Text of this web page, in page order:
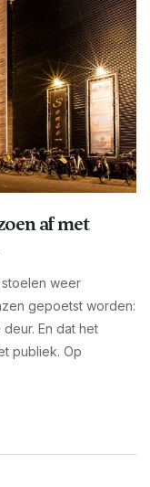
af met
weer
gepoetst worden:
En dat het
publiek. Op